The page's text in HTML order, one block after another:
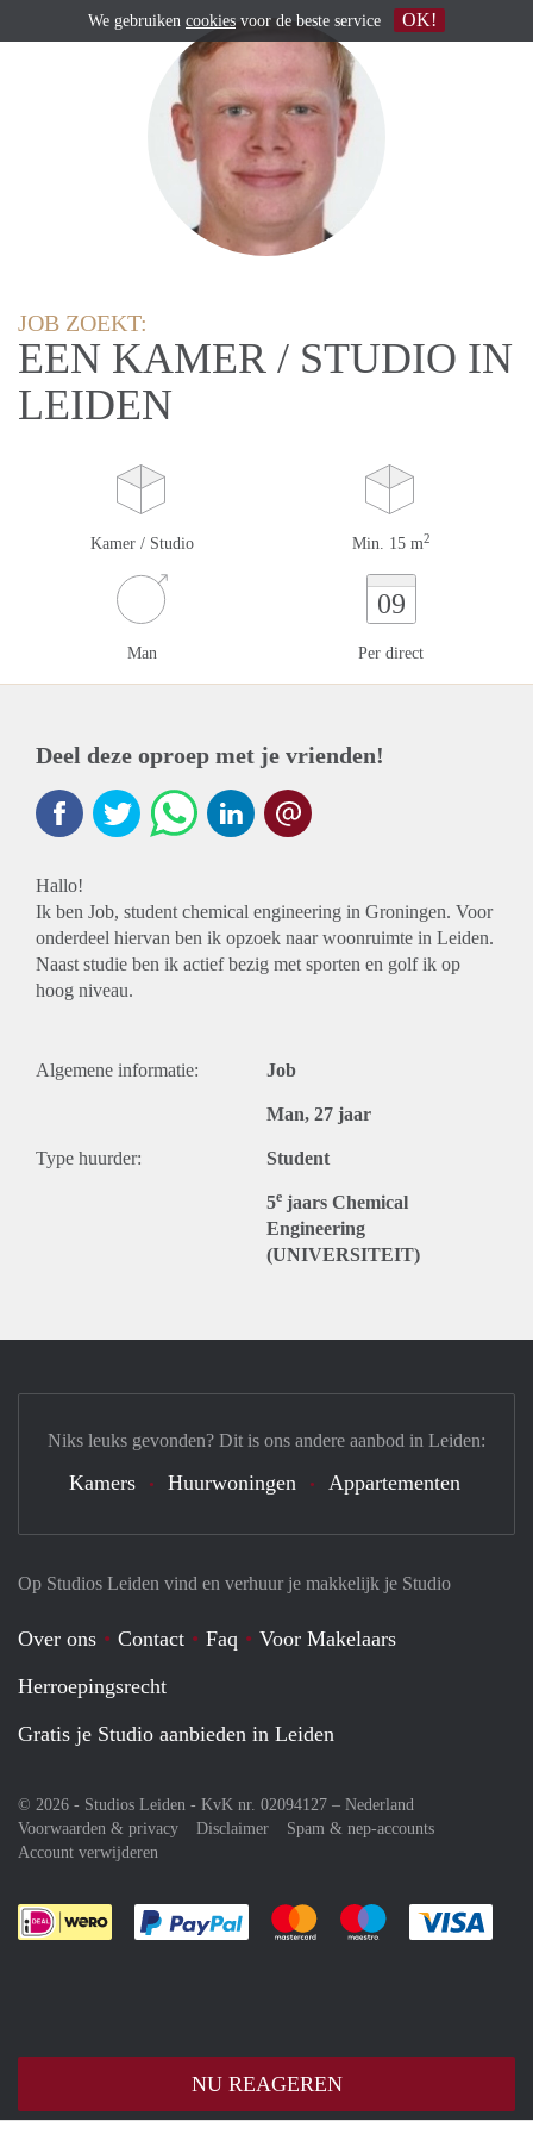
JOB ZOEKT:
EEN KAMER / STUDIO IN
LEIDEN
Kamer / Studio Min. 15 m2
Man
09
Per direct
Deel deze oproep met je vrienden!
Hallo!
Ik ben Job, student chemical engineering in Groningen. Voor
onderdeel hiervan ben ik opzoek naar woonruimte in Leiden.
Naast studie ben ik actief bezig met sporten en golf ik op
hoog niveau.
Algemene informatie: Job
Man, 27 jaar
Type huurder: Student
5e jaars Chemical
Engineering
(UNIVERSITEIT)
NU REAGEREN
Op Studios Leiden vind en verhuur je makkelijk je Studio
Over ons Contact Faq
Voor Makelaars
Herroepingsrecht
Gratis je Studio aanbieden in Leiden
© 2026 - Studios Leiden - KvK nr. 02094127 – Nederland
Voorwaarden & privacy
Disclaimer
Spam & nep-accounts
Account verwijderen
Je rekent gemakkelijk af met Paypal
Je rekent gemakkelijk af met
Je rekent
Niks leuks gevonden? Dit is ons andere aanbod in Leiden:
Kamers Huurwoningen Appartementen
We gebruiken cookies voor de beste service OK!